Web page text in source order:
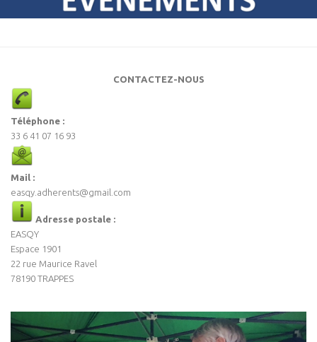
CONTACTEZ-NOUS
Téléphone :
33 6 41 07 16 93
Mail :
easqy.adherents@gmail.com
Adresse postale :
EASQY
Espace 1901
22 rue Maurice Ravel
78190 TRAPPES